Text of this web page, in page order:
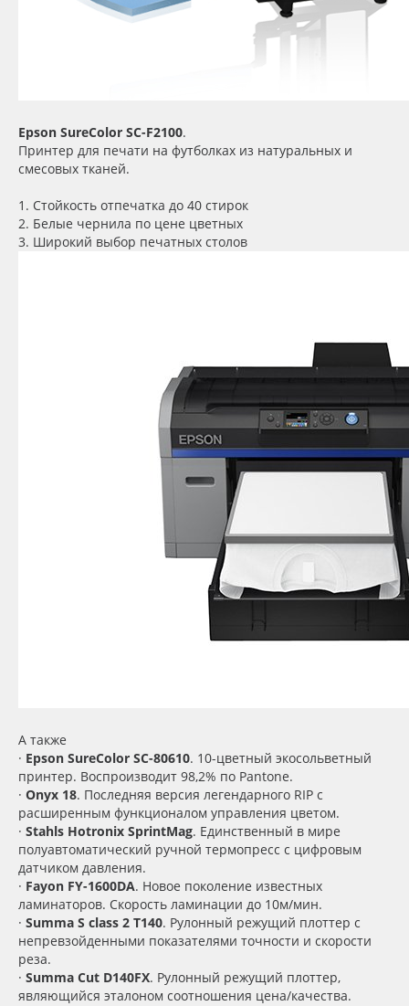
Epson SureColor SC-F2100.
Принтер для печати на футболках из натуральных и
смесовых тканей.
1. Стойкость отпечатка до 40 стирок
2. Белые чернила по цене цветных
3. Широкий выбор печатных столов
А также
· Epson SureColor SC-80610. 10-цветный экосольветный
принтер. Воспроизводит 98,2% по Pantone.
· Onyx 18. Последняя версия легендарного RIP с
расширенным функционалом управления цветом.
· Stahls Hotronix SprintMag. Единственный в мире
полуавтоматический ручной термопресс с цифровым
датчиком давления.
· Fayon FY-1600DA. Новое поколение известных
ламинаторов. Скорость ламинации до 10м/мин.
· Summa S class 2 T140. Рулонный режущий плоттер с
непревзойденными показателями точности и скорости
реза.
· Summa Cut D140FX. Рулонный режущий плоттер,
являющийся эталоном соотношения цена/качества.